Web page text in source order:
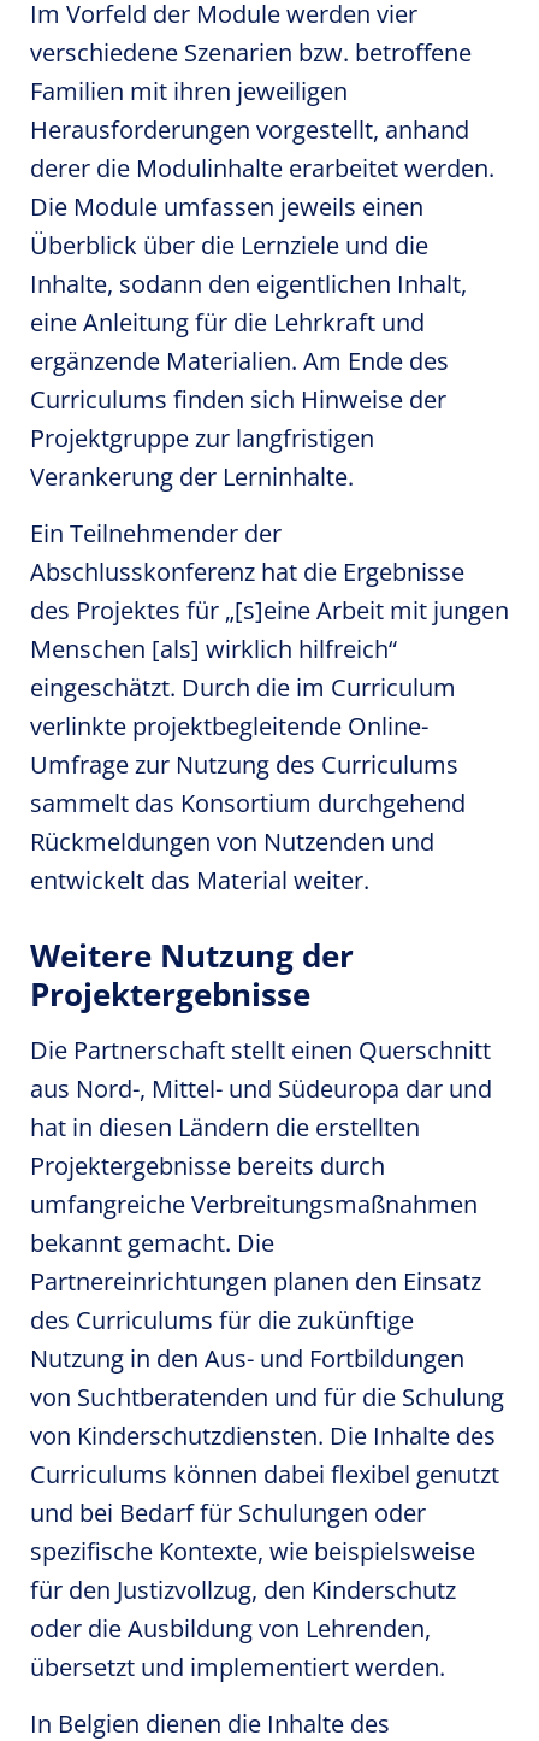
Im Vorfeld der Module werden vier
verschiedene Szenarien bzw. betroffene
Familien mit ihren jeweiligen
Herausforderungen vorgestellt, anhand
derer die Modulinhalte erarbeitet werden.
Die Module umfassen jeweils einen
Überblick über die Lernziele und die
Inhalte, sodann den eigentlichen Inhalt,
eine Anleitung für die Lehrkraft und
ergänzende Materialien. Am Ende des
Curriculums finden sich Hinweise der
Projektgruppe zur langfristigen
Verankerung der Lerninhalte.
Ein Teilnehmender der
Abschlusskonferenz hat die Ergebnisse
des Projektes für „[s]eine Arbeit mit jungen
Menschen [als] wirklich hilfreich“
eingeschätzt. Durch die im Curriculum
verlinkte projektbegleitende Online-
Umfrage zur Nutzung des Curriculums
sammelt das Konsortium durchgehend
Rückmeldungen von Nutzenden und
entwickelt das Material weiter.
Weitere Nutzung der
Projektergebnisse
Die Partnerschaft stellt einen Querschnitt
aus Nord-, Mittel- und Südeuropa dar und
hat in diesen Ländern die erstellten
Projektergebnisse bereits durch
umfangreiche Verbreitungsmaßnahmen
bekannt gemacht. Die
Partnereinrichtungen planen den Einsatz
des Curriculums für die zukünftige
Nutzung in den Aus- und Fortbildungen
von Suchtberatenden und für die Schulung
von Kinderschutzdiensten. Die Inhalte des
Curriculums können dabei flexibel genutzt
und bei Bedarf für Schulungen oder
spezifische Kontexte, wie beispielsweise
für den Justizvollzug, den Kinderschutz
oder die Ausbildung von Lehrenden,
übersetzt und implementiert werden.
In Belgien dienen die Inhalte des